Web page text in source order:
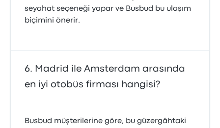
seyahat seçeneği yapar ve Busbud bu ulaşım
biçimini önerir.
Madrid ile Amsterdam arasında
en iyi otobüs firması hangisi?
Busbud müşterilerine göre, bu güzergâhtaki